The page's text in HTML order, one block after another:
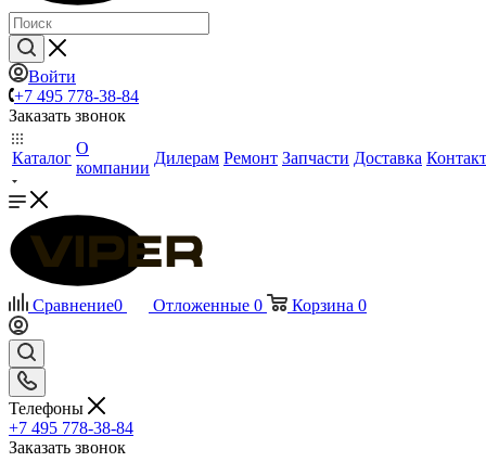
Войти
+7 495 778-38-84
Заказать звонок
Каталог
О
компании
Дилерам Ремонт Запчасти Доставка
Сравнение0 Отложенные 0 Корзина 0
Телефоны
+7 495 778-38-84
Заказать звонок